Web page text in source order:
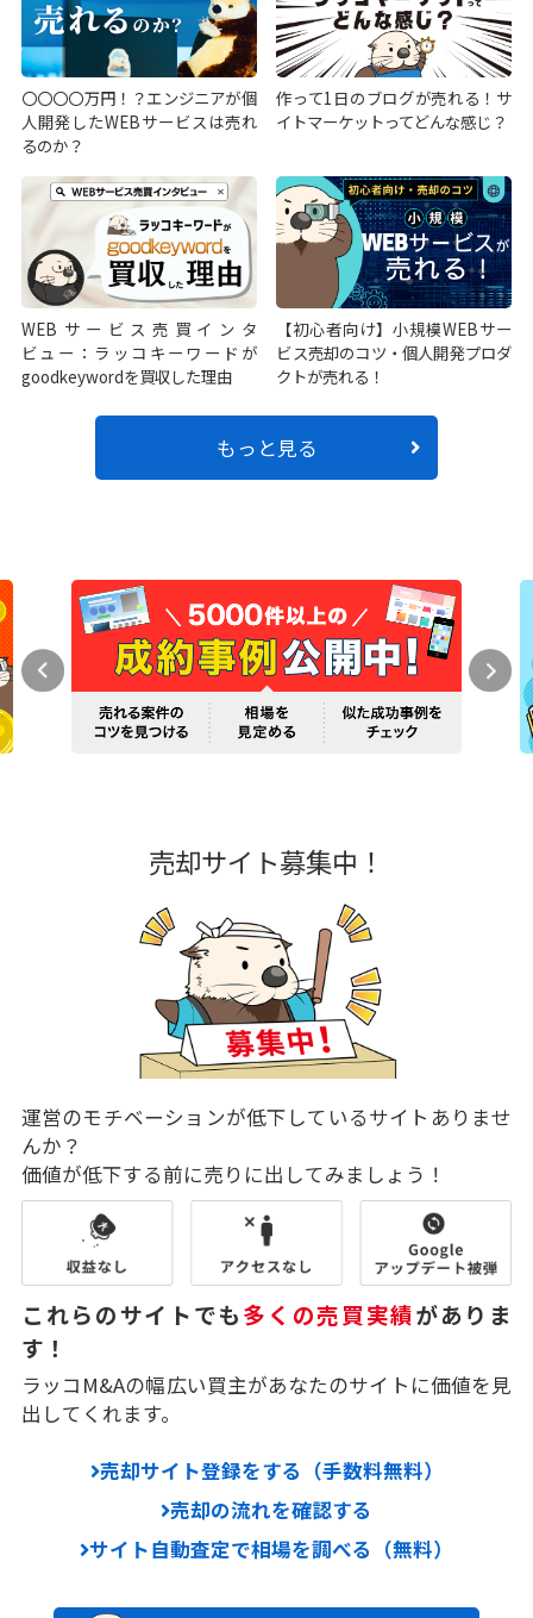
〇〇〇〇万円！？エンジニアが個
人開発したWEBサービスは売れ
るのか？
作って1日のブログが売れる！サ
イトマーケットってどんな感じ？
WEBサービス売買インタ
ビュー：ラッコキーワードが
goodkeywordを買収した理由
【初心者向け】小規模WEBサー
ビス売却のコツ・個人開発プロダ
クトが売れる！
もっと見る
売却サイト募集中！
運営のモチベーションが低下しているサイトありませ
んか？
価値が低下する前に売りに出してみましょう！
これらのサイトでも多くの売買実績がありま
す！
ラッコM&Aの幅広い買主があなたのサイトに価値を見
出してくれます。
売却サイト登録をする（手数料無料）
売却の流れを確認する
サイト自動査定で相場を調べる（無料）